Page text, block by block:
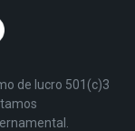
de lucro 501(c)3